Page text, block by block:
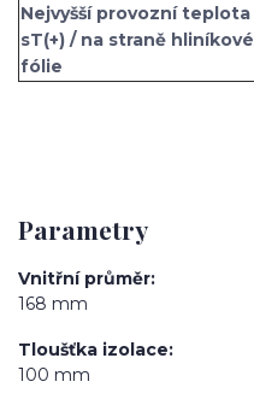
Nejvyšší provozní teplota
sT(+) / na straně hliníkové
fólie
Parametry
Vnitřní průměr
168 mm
Tloušťka izolace
100 mm